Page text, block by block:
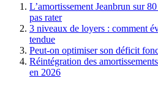
L’amortissement Jeanbrun sur
pas rater
3 niveaux de loyers : comment
tendue
Peut-on optimiser son déficit
Réintégration des
en 2026